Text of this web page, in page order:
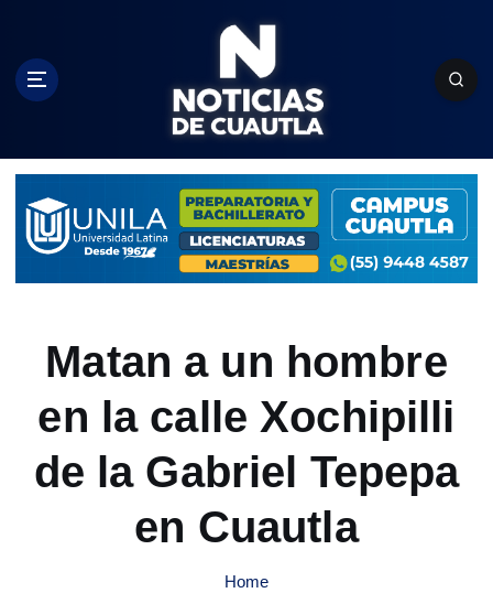
c
Matan a un hombre
en la calle Xochipilli
de la Gabriel Tepepa
en Cuautla
Home